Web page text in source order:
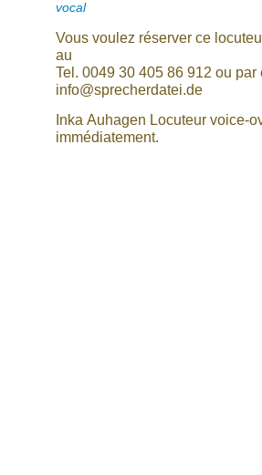
vocal
Vous voulez réserver ce
au
Tel. 0049 30 405 86 912 ou par
info@sprecherdatei.de
Inka Auhagen Locuteur voice-
immédiatement.